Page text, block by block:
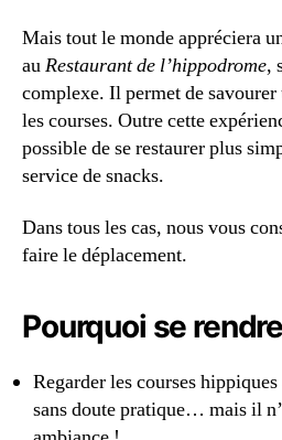
Mais tout le monde appréciera
auRestaurant de l’hippodrome,
complexe. Il permet de
les courses. Outre cette
possible de se restaurer plus
service de snacks.
Dans tous les cas, nous vous
faire le déplacement.
Pourquoi se
Regarder les courses
sans doute pratique… mais il